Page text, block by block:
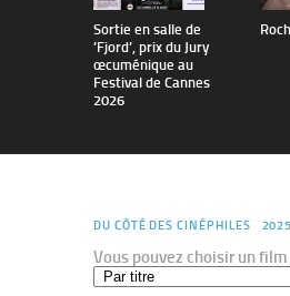
Sortie en salle de
’Fjord’, prix du Jury
œcuménique au
Festival de Cannes
2026
DU CÔTÉ DES CINÉPHILES 2025
Vous pouvez choisir un